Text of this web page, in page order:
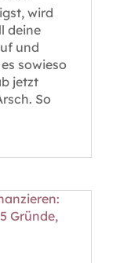
wird
deine
und
sowieso
jetzt
So